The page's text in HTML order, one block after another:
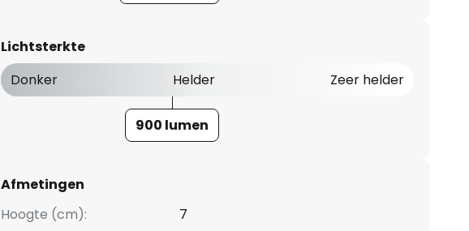
Lichtsterkte
Donker
Helder Zeer helder
900 lumen
Afmetingen
Hoogte (cm):
7